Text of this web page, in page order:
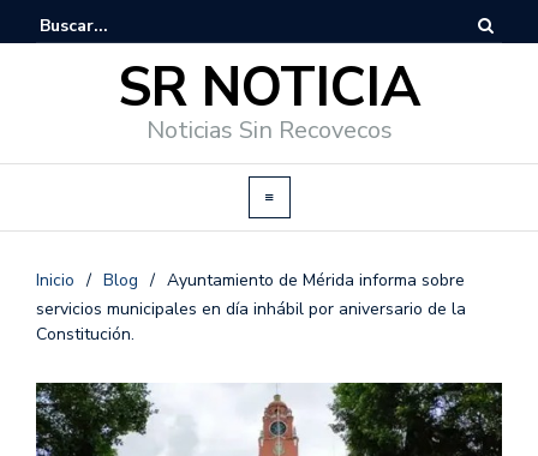
SR NOTICIA
Noticias Sin Recovecos
Inicio / Blog / Ayuntamiento de Mérida informa sobre
servicios municipales en día inhábil por aniversario de la
Constitución.